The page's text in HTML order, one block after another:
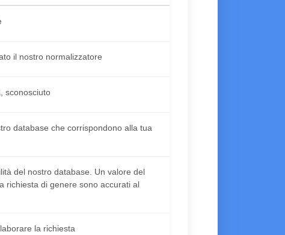
il nostro normalizzatore
sconosciuto
database che corrispondono alla tua
del nostro database. Un valore del
richiesta di genere sono accurati al
la richiesta